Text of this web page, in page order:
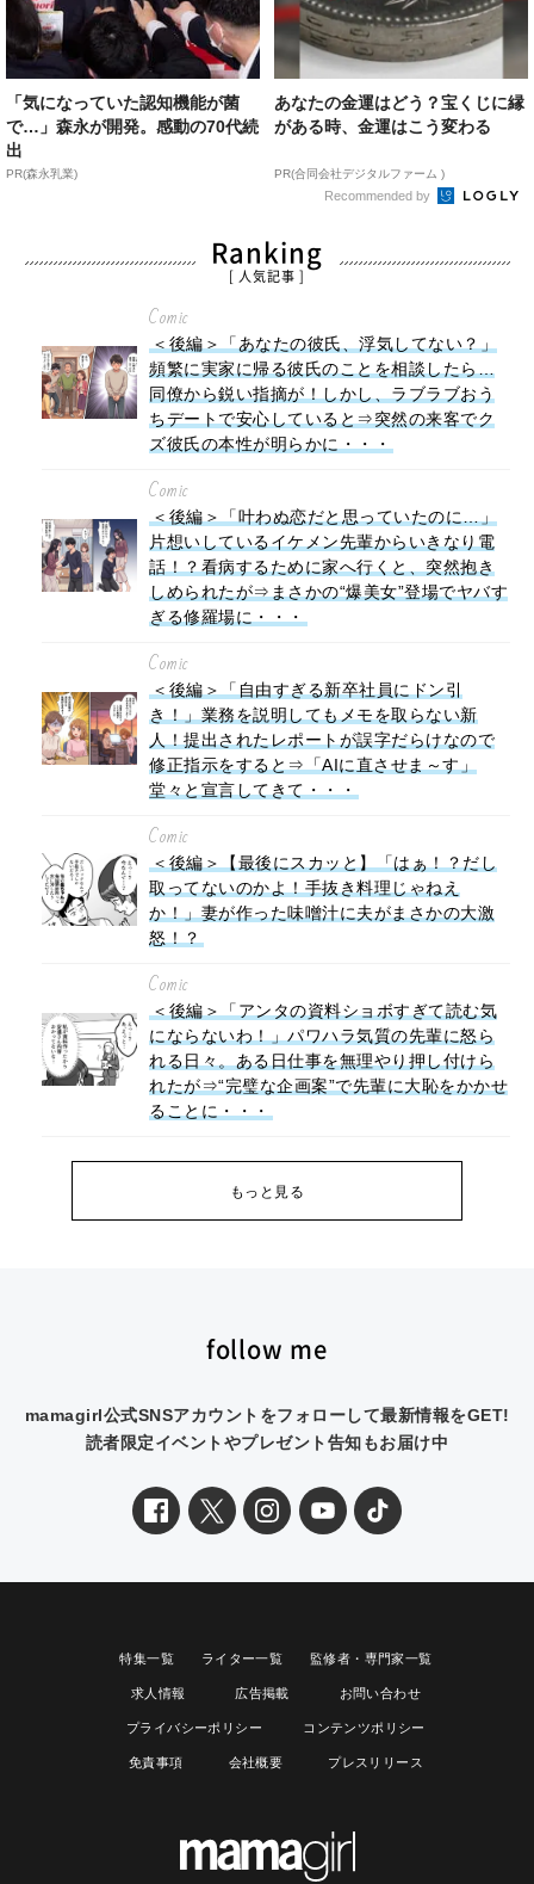
「気になっていた認知機能が菌
で…」森永が開発。感動の70代続
出
PR(森永乳業)
あなたの金運はどう？宝くじに縁
がある時、金運はこう変わる
PR(合同会社デジタルファーム )
Recommended by
Ranking
[ 人気記事 ]
Comic
＜後編＞「あなたの彼氏、浮気してない？」
頻繁に実家に帰る彼氏のことを相談したら…
同僚から鋭い指摘が！しかし、ラブラブおう
ちデートで安心していると⇒突然の来客でク
ズ彼氏の本性が明らかに・・・
Comic
＜後編＞「叶わぬ恋だと思っていたのに…」
片想いしているイケメン先輩からいきなり電
話！？看病するために家へ行くと、突然抱き
しめられたが⇒まさかの“爆美女”登場でヤバす
ぎる修羅場に・・・
Comic
＜後編＞「自由すぎる新卒社員にドン引
き！」業務を説明してもメモを取らない新
人！提出されたレポートが誤字だらけなので
修正指示をすると⇒「AIに直させま～す」
堂々と宣言してきて・・・
Comic
＜後編＞【最後にスカッと】「はぁ！？だし
取ってないのかよ！手抜き料理じゃねえ
か！」妻が作った味噌汁に夫がまさかの大激
怒！？
Comic
＜後編＞「アンタの資料ショボすぎて読む気
にならないわ！」パワハラ気質の先輩に怒ら
れる日々。ある日仕事を無理やり押し付けら
れたが⇒“完璧な企画案”で先輩に大恥をかかせ
ることに・・・
もっと見る
follow me
mamagirl公式SNSアカウントをフォローして最新情報をGET!
読者限定イベントやプレゼント告知もお届け中
特集一覧 ライター一覧 監修者・専門家一覧
求人情報 広告掲載 お問い合わせ
プライバシーポリシー コンテンツポリシー
免責事項 会社概要 プレスリリース